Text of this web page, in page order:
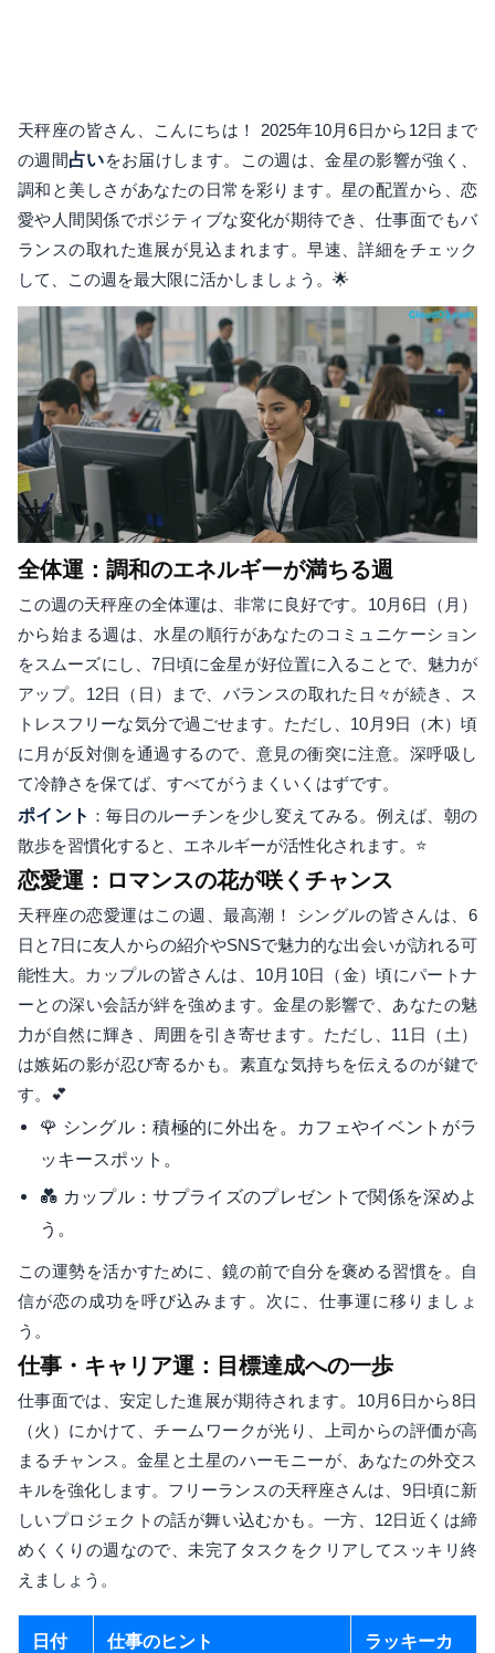
天秤座の皆さん、こんにちは！ 2025年10月6日から12日まで
の週間占いをお届けします。この週は、金星の影響が強く、
調和と美しさがあなたの日常を彩ります。星の配置から、恋
愛や人間関係でポジティブな変化が期待でき、仕事面でもバ
ランスの取れた進展が見込まれます。早速、詳細をチェック
して、この週を最大限に活かしましょう。🌟
全体運：調和のエネルギーが満ちる週
この週の天秤座の全体運は、非常に良好です。10月6日（月）
から始まる週は、水星の順行があなたのコミュニケーション
をスムーズにし、7日頃に金星が好位置に入ることで、魅力が
アップ。12日（日）まで、バランスの取れた日々が続き、ス
トレスフリーな気分で過ごせます。ただし、10月9日（木）頃
に月が反対側を通過するので、意見の衝突に注意。深呼吸し
て冷静さを保てば、すべてがうまくいくはずです。
ポイント ：毎日のルーチンを少し変えてみる。例えば、朝の
散歩を習慣化すると、エネルギーが活性化されます。⭐
恋愛運：ロマンスの花が咲くチャンス
天秤座の恋愛運はこの週、最高潮！ シングルの皆さんは、6
日と7日に友人からの紹介やSNSで魅力的な出会いが訪れる可
能性大。カップルの皆さんは、10月10日（金）頃にパートナ
ーとの深い会話が絆を強めます。金星の影響で、あなたの魅
力が自然に輝き、周囲を引き寄せます。ただし、11日（土）
は嫉妬の影が忍び寄るかも。素直な気持ちを伝えるのが鍵で
す。💕
🌹 シングル：積極的に外出を。カフェやイベントがラ
ッキースポット。
💑 カップル：サプライズのプレゼントで関係を深めよ
う。
この運勢を活かすために、鏡の前で自分を褒める習慣を。自
信が恋の成功を呼び込みます。次に、仕事運に移りましょ
う。
仕事・キャリア運：目標達成への一歩
仕事面では、安定した進展が期待されます。10月6日から8日
（火）にかけて、チームワークが光り、上司からの評価が高
まるチャンス。金星と土星のハーモニーが、あなたの外交ス
キルを強化します。フリーランスの天秤座さんは、9日頃に新
しいプロジェクトの話が舞い込むかも。一方、12日近くは締
めくくりの週なので、未完了タスクをクリアしてスッキリ終
えましょう。
日付 仕事のヒント
ラッキーカ